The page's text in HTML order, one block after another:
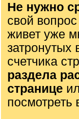
Не нужно
свой
живет уже
затронутых
счетчика
раздела
странице
посмотреть